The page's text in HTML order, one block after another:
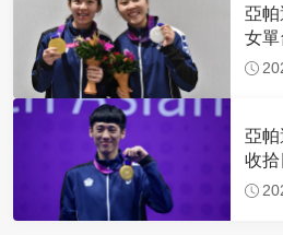
亞
女
曉雯
亞
收
屆首